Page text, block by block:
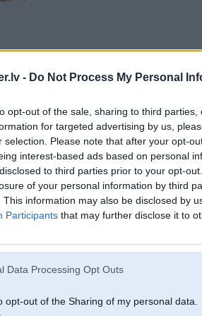
- Do Not Process My Personal
opt-out of the sale, sharing to third
for targeted advertising by us,
selection. Please note that after your opt-
interest-based ads based on personal
to third parties prior to your opt-
of your personal information by third
This information may also be disclosed by
Participants that may further disclose it to
Data Processing Opt Outs
opt-out of the Sharing of my personal data.
tieši tā, tas auto nav trasēm, bet bānim tur
-----------------
Braukt ir priex.
Tikai R6, S54B32 + 2JZ-GE